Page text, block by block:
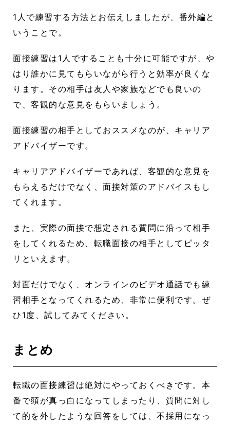
1人で練習する方法とお伝えしましたが、番外編と
いうことで。
面接練習は1人ですることも十分に可能ですが、や
はり誰かに見てもらいながら行うと効率が良くな
ります。その相手は友人や家族などでも良いの
で、客観的な意見をもらいましょう。
面接練習の相手としておススメなのが、キャリア
アドバイザーです。
キャリアアドバイザーであれば、客観的な意見を
もらえるだけでなく、面接対策のアドバイスもし
てくれます。
また、実際の面接で想定される質問に沿って相手
をしてくれるため、転職面接の相手としてピッタ
リといえます。
対面だけでなく、オンラインのビデオ通話でも練
習相手となってくれるため、非常に便利です。ぜ
ひ1度、試してみてください。
まとめ
転職の面接練習は絶対にやっておくべきです。本
番で頭が真っ白になってしまったり、質問に対し
て的を外したような回答をしては、不採用になっ